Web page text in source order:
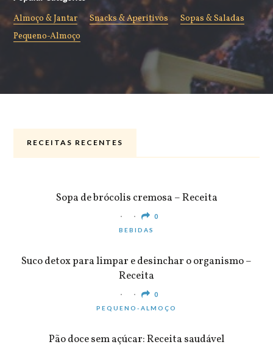
Almoço & Jantar Snacks & Aperitivos
Sopas & Saladas
Pequeno-Almoço
RECEITAS RECENTES
Sopa de brócolis cremosa – Receita
0
BEBIDAS
Suco detox para limpar e desinchar o organismo –
Receita
0
PEQUENO-ALMOÇO
Pão doce sem açúcar: Receita saudável